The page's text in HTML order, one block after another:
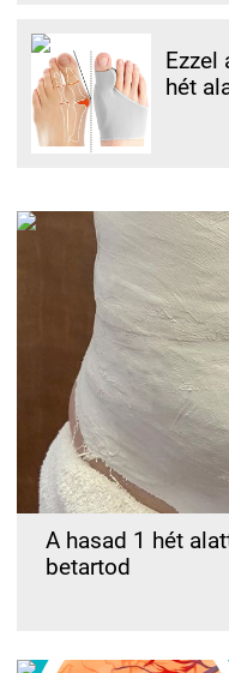
Ezzel
hét
A hasad 1 hét
betartod